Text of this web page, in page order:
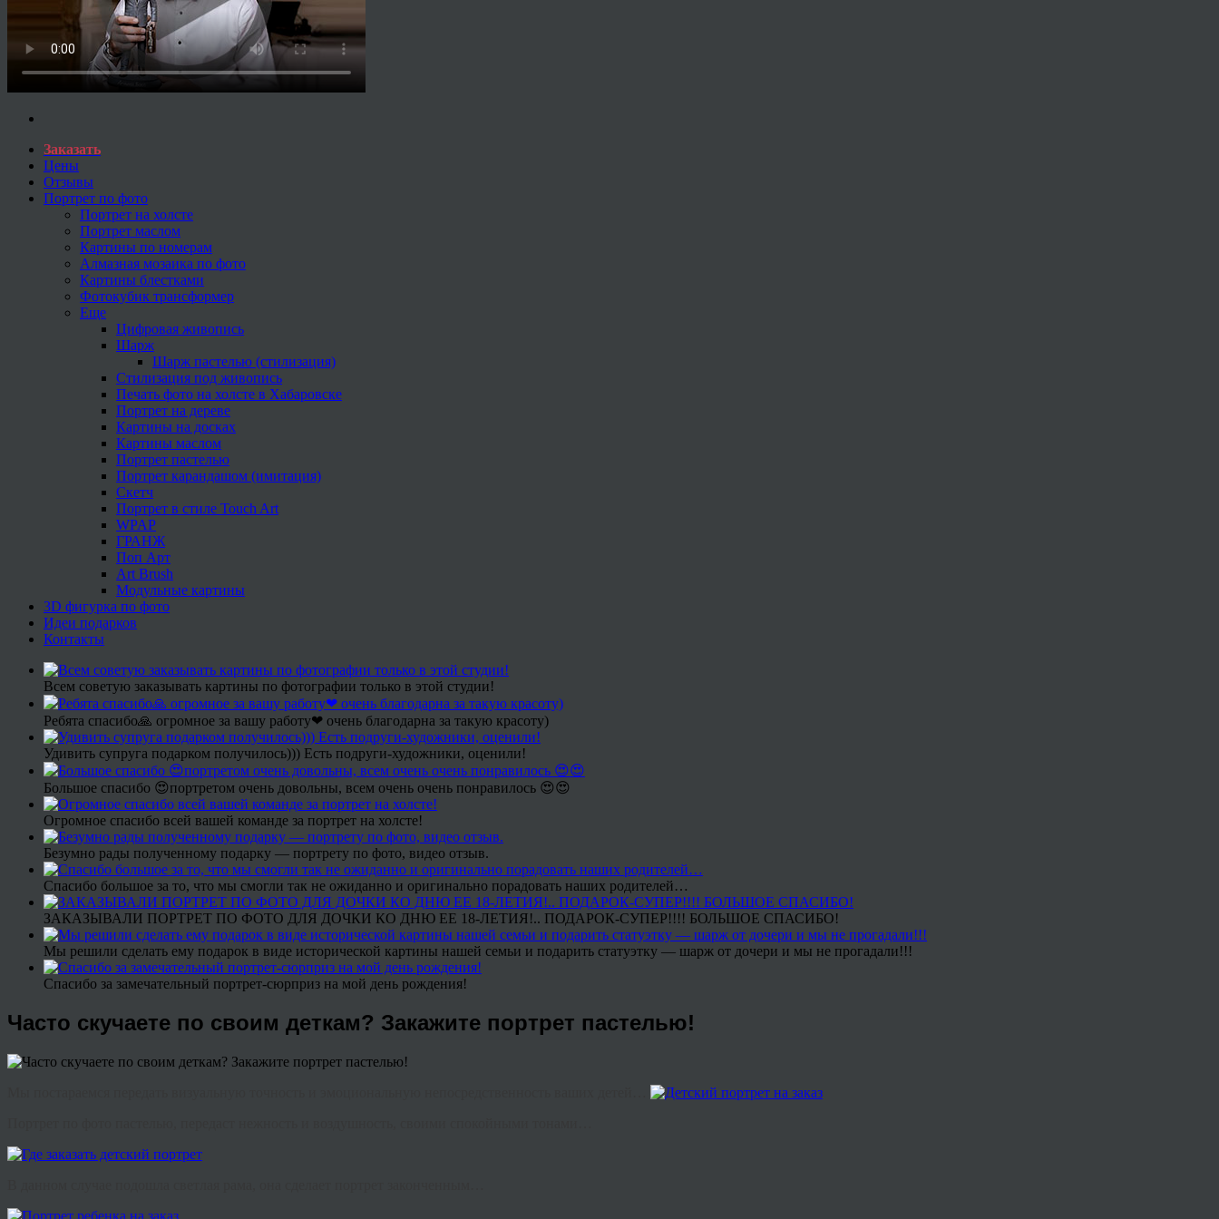
Заказать
Цены
Отзывы
Портрет по фото
Портрет на холсте
Портрет маслом
Картины по номерам
Алмазная мозаика по фото
Картины блестками
Фотокубик трансформер
Еще
Цифровая живопись
Шарж
Шарж пастелью (стилизация)
Стилизация под живопись
Печать фото на холсте в Хабаровске
Портрет на дереве
Картины на досках
Картины маслом
Портрет пастелью
Портрет карандашом (имитация)
Скетч
Портрет в стиле Touch Art
WPAP
ГРАНЖ
Поп Арт
Art Brush
Модульные картины
3D фигурка по фото
Идеи подарков
Контакты
Всем советую заказывать картины по фотографии только в этой студии!
Ребята спасибо🙏 огромное за вашу работу❤ очень благодарна за такую красоту)
Удивить супруга подарком получилось))) Есть подруги-художники, оценили!
Большое спасибо 😍портретом очень довольны, всем очень очень понравилось 😍😍
Огромное спасибо всей вашей команде за портрет на холсте!
Безумно рады полученному подарку — портрету по фото, видео отзыв.
Спасибо большое за то, что мы смогли так не ожиданно и оригинально порадовать наших родителей…
ЗАКАЗЫВАЛИ ПОРТРЕТ ПО ФОТО ДЛЯ ДОЧКИ КО ДНЮ ЕЕ 18-ЛЕТИЯ!.. ПОДАРОК-СУПЕР!!!! БОЛЬШОЕ СПАСИБО!
Мы решили сделать ему подарок в виде исторической картины нашей семьи и подарить статуэтку — шарж от дочери и мы не прогадали!!!
Спасибо за замечательный портрет-сюрприз на мой день рождения!
Часто скучаете по своим деткам? Закажите портрет пастелью!